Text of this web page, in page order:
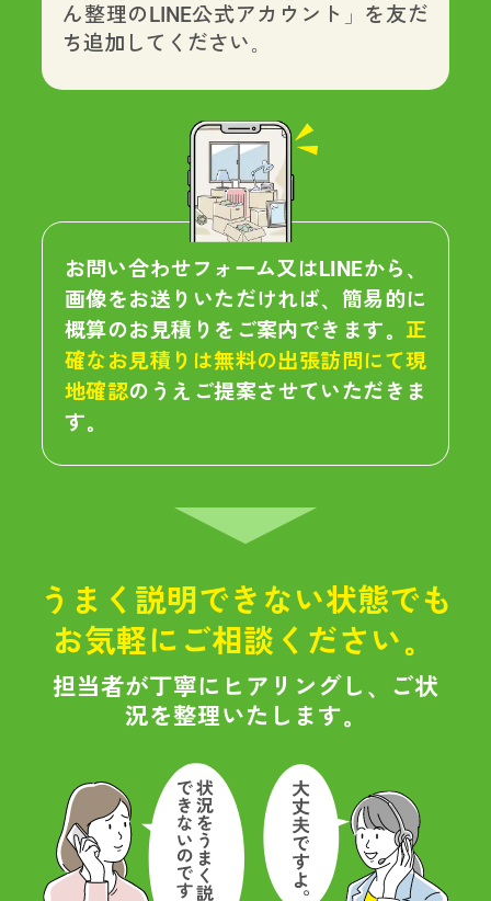
ん整理のLINE公式アカウント」を友だ
ち追加してください。
お問い合わせフォーム又はLINEから、
画像をお送りいただければ、簡易的に
概算のお見積りをご案内できます。 正
確なお見積りは無料の出張訪問にて現
地確認のうえご提案させていただきま
す。
うまく説明できない状態でも
お気軽にご相談ください。
担当者が丁寧にヒアリングし、ご状
況を整理いたします。